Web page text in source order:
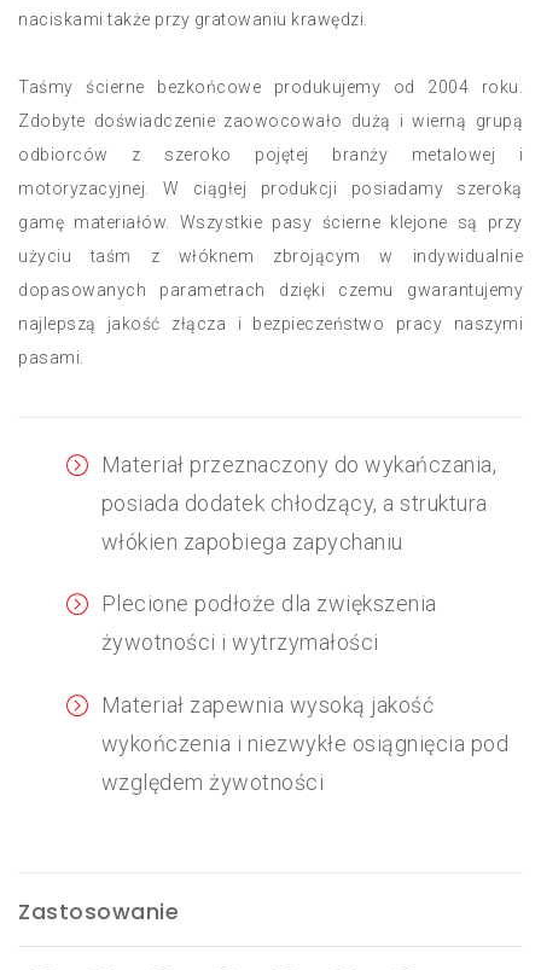
naciskami także przy gratowaniu krawędzi.
Taśmy ścierne bezkońcowe produkujemy od 2004 roku.
Zdobyte doświadczenie zaowocowało dużą i wierną grupą
odbiorców z szeroko pojętej branży metalowej i
motoryzacyjnej. W ciągłej produkcji posiadamy szeroką
gamę materiałów. Wszystkie pasy ścierne klejone są przy
użyciu taśm z włóknem zbrojącym w indywidualnie
dopasowanych parametrach dzięki czemu gwarantujemy
najlepszą jakość złącza i bezpieczeństwo pracy naszymi
pasami.
Materiał przeznaczony do wykańczania,
posiada dodatek chłodzący, a struktura
włókien zapobiega zapychaniu
Plecione podłoże dla zwiększenia
żywotności i wytrzymałości
Materiał zapewnia wysoką jakość
wykończenia i niezwykłe osiągnięcia pod
względem żywotności
Zastosowanie